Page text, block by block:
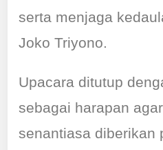
serta menjaga
Joko Triyono.
Upacara ditutup
sebagai harapan
senantiasa diberikan